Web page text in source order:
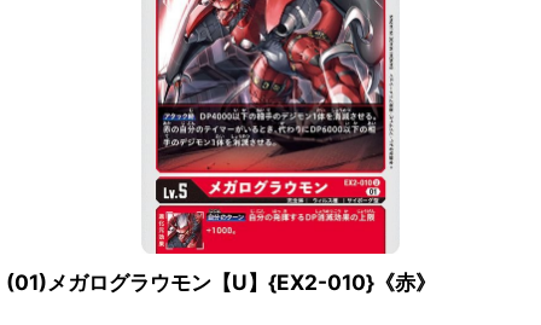
(01)メガログラウモン【U】{EX2-010}《赤》